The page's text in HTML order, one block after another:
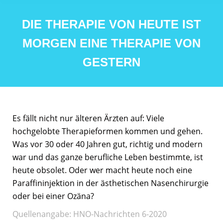
DIE THERAPIE VON HEUTE IST
MORGEN EINE THERAPIE VON
GESTERN
Es fällt nicht nur älteren Ärzten auf: Viele
hochgelobte Therapieformen kommen und gehen.
Was vor 30 oder 40 Jahren gut, richtig und modern
war und das ganze berufliche Leben bestimmte, ist
heute obsolet. Oder wer macht heute noch eine
Paraffininjektion in der ästhetischen Nasenchirurgie
oder bei einer Ozäna?
Quellenangabe: HNO-Nachrichten 6-2020